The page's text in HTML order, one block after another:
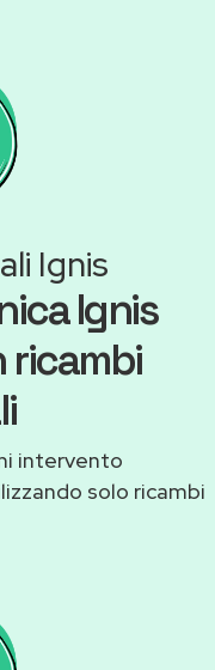
Ignis
Ignis
ricambi
intervento
solo ricambi